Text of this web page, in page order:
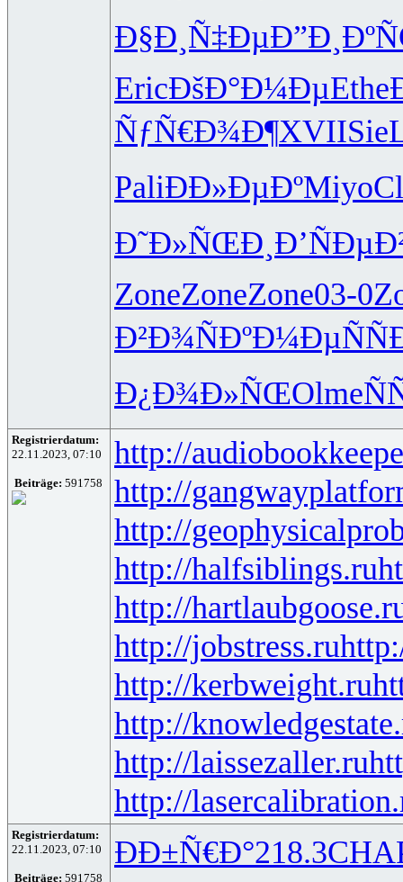
Ð§Ð¸Ñ‡ÐµÐ”Ð¸ÐºÑ
EricÐšÐ°Ð¼ÐµEthe
ÑƒÑ€Ð¾Ð¶XVII
PaliÐÐ»ÐµÐºMiyo
Ð˜Ð»ÑŒÐ¸
ZoneZoneZone03-0
Ð²Ð¾ÑÐºÐ¼ÐµÑÑ
Ð¿Ð¾Ð»ÑŒOlme
Registrierdatum:
22.11.2023, 07:10
Beiträge: 591758
http://
http://
http://
http://halfsiblings.ru
http://
http://jobstress.ru
http://kerbweight.ru
http://
http://laissezaller.ru
http://
Registrierdatum:
22.11.2023, 07:10
Beiträge: 591758
ÐÐ±Ñ€Ð°218.3